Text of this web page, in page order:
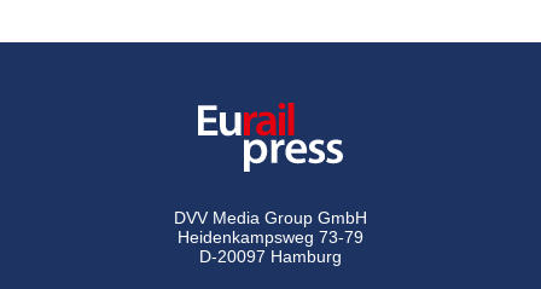
DVV Media Group GmbH
Heidenkampsweg 73-79
D-20097 Hamburg